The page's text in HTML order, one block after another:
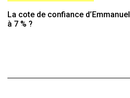
La cote de confiance
à 7 % ?